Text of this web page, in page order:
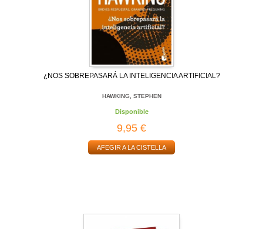
¿NOS SOBREPASARÁ LA INTELIGENCIA ARTIFICIAL?
HAWKING, STEPHEN
Disponible
9,95 €
AFEGIR A LA CISTELLA